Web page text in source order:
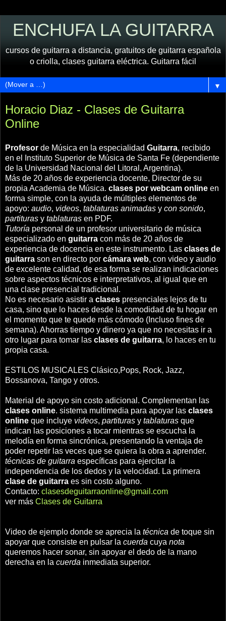
ENCHUFA LA GUITARRA
cursos de guitarra a distancia, gratuitos de guitarra española
o criolla, clases guitarra eléctrica. Guitarra fácil
▼
Horacio Diaz - Clases de Guitarra
Online
Profesor de Música en la especialidad Guitarra, recibido
en el Instituto Superior de Música de Santa Fe (dependiente
de la Universidad Nacional del Litoral, Argentina).
Más de 20 años de experiencia docente, Director de su
propia Academia de Música. clases por webcam online en
forma simple, con la ayuda de múltiples elementos de
apoyo: audio, videos, tablaturas animadas y con sonido,
partituras y tablaturas en PDF.
Tutoría personal de un profesor universitario de música
especializado en guitarra con más de 20 años de
experiencia de docencia en este instrumento. Las clases de
guitarra son en directo por cámara web, con video y audio
de excelente calidad, de esa forma se realizan indicaciones
sobre aspectos técnicos e interpretativos, al igual que en
una clase presencial tradicional.
No es necesario asistir a clases presenciales lejos de tu
casa, sino que lo haces desde la comodidad de tu hogar en
el momento que te quede más cómodo (Incluso fines de
semana). Ahorras tiempo y dinero ya que no necesitas ir a
otro lugar para tomar las clases de guitarra, lo haces en tu
propia casa.
ESTILOS MUSICALES Clásico,Pops, Rock, Jazz,
Bossanova, Tango y otros.
Material de apoyo sin costo adicional. Complementan las
clases online. sistema multimedia para apoyar las clases
online que incluye videos, partituras y tablaturas que
indican las posiciones a tocar mientras se escucha la
melodía en forma sincrónica, presentando la ventaja de
poder repetir las veces que se quiera la obra a aprender.
técnicas de guitarra específicas para ejercitar la
independencia de los dedos y la velocidad. La primera
clase de guitarra es sin costo alguno.
Contacto: clasesdeguitarraonline@gmail.com
ver más Clases de Guitarra
Video de ejemplo donde se aprecia la técnica de toque sin
apoyar que consiste en pulsar la cuerda cuya nota
queremos hacer sonar, sin apoyar el dedo de la mano
derecha en la cuerda inmediata superior.